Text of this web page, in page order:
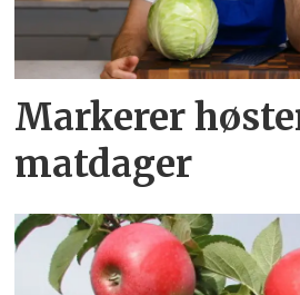
Markerer
matdager